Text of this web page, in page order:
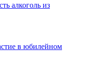
алкоголь из
в юбилейном